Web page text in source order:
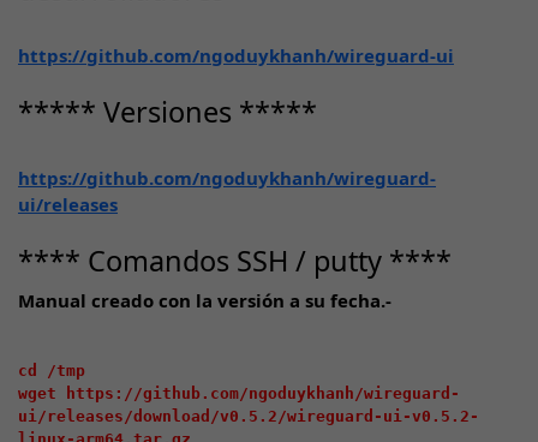
https://github.com/ngoduykhanh/wireguard-ui
***** Versiones *****
https://github.com/ngoduykhanh/wireguard-
ui/releases
**** Comandos SSH / putty ****
Manual creado con la versión a su fecha.-
cd /tmp
wget https://github.com/ngoduykhanh/wireguard-
ui/releases/download/v0.5.2/wireguard-ui-v0.5.2-